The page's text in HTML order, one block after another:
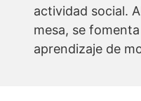
actividad social.
mesa, se
aprendizaje de